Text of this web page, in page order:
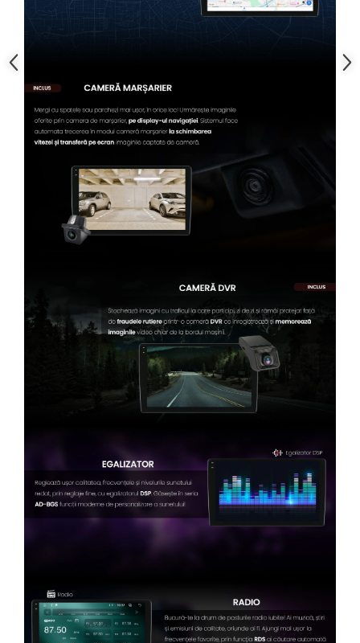
Conectică Chevrolet
Conectică Renault
Conectică Kia
Conectică Mitsubishi
Lumini ambientale